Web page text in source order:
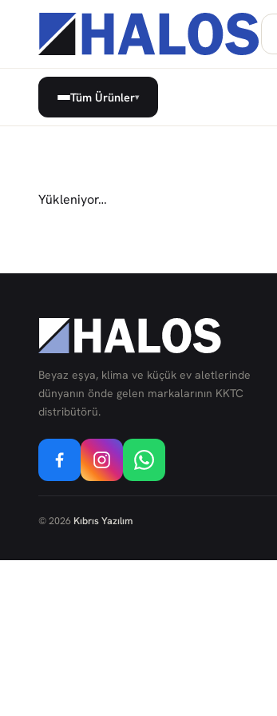
Tüm Ürünler▾
Yükleniyor…
Beyaz eşya, klima ve küçük ev aletlerinde
dünyanın önde gelen markalarının KKTC
distribütörü.
©2026 Kıbrıs Yazılım